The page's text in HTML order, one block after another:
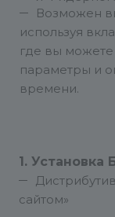
Возможен
используя
где вы
параметры и
времени.
1. Установка
сайтом»